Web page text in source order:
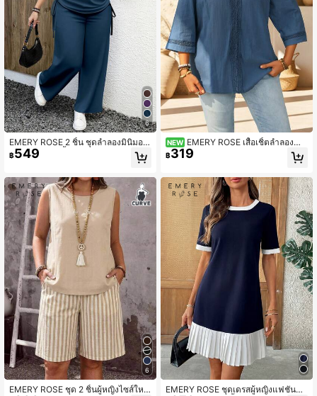
6
EMERY ROSE 2 ชิ้น ชุดลำลองมินิมอล
ลายขนนกยูงสีน้ำเงินพลัสไซส์ เหมาะสำ
หรับฤดูร้อน
฿549
6
EMERY ROSE ชุด 2 ชิ้นผู้หญิงไซส์ใหญ่
NEW EMERY ROSE เสื้อเชิ้ตลำลองสำ
หรับวันหยุด ไซส์ใหญ่ ตกแต่งลูกไม้แบบ
แพตช์เวิร์ก
฿319
EMERY ROSE ชุดเดรสผู้หญิงแฟชั่นสีตั